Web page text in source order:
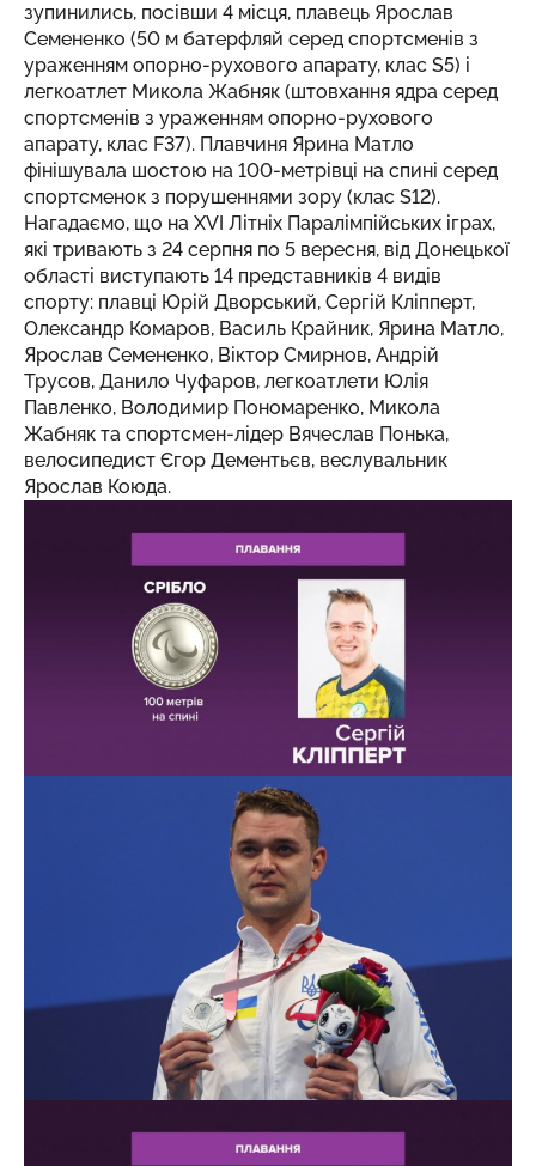
зупинились, посівши 4 місця, плавець Ярослав
Семененко (50 м батерфляй серед спортсменів з
ураженням опорно-рухового апарату, клас S5) і
легкоатлет Микола Жабняк (штовхання ядра серед
спортсменів з ураженням опорно-рухового
апарату, клас F37). Плавчиня Ярина Матло
фінішувала шостою на 100-метрівці на спині серед
спортсменок з порушеннями зору (клас S12).
Нагадаємо, що на XVI Літніх Паралімпійських іграх,
які тривають з 24 серпня по 5 вересня, від Донецької
області виступають 14 представників 4 видів
спорту: плавці Юрій Дворський, Сергій Кліпперт,
Олександр Комаров, Василь Крайник, Ярина Матло,
Ярослав Семененко, Віктор Смирнов, Андрій
Трусов, Данило Чуфаров, легкоатлети Юлія
Павленко, Володимир Пономаренко, Микола
Жабняк та спортсмен-лідер Вячеслав Понька,
велосипедист Єгор Дементьєв, веслувальник
Ярослав Коюда.